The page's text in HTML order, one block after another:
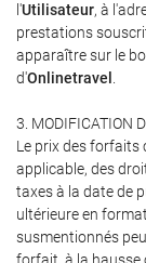
l'Utilisateur, à
prestations
apparaître sur le
d'Onlinetravel
3. MODIFICATION
Le prix des forfaits
applicable, des
taxes à la date de
ultérieure en
susmentionnés